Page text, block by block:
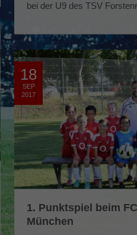
bei der U9 des TSV
18
SEP
2017
1. Punktspiel beim
München